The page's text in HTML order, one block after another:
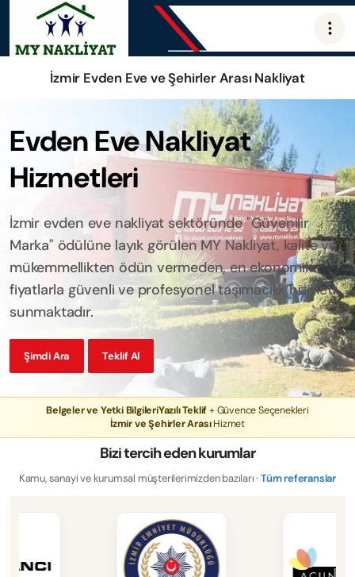
İzmir Evden Eve ve Şehirler Arası Nakliyat
Evden Eve Nakliyat
Hizmetleri
İzmir evden eve nakliyat sektöründe "Güvenilir
Marka" ödülüne layık görülen MY Nakliyat, kalite ve
mükemmellikten ödün vermeden, en ekonomik
fiyatlarla güvenli ve profesyonel taşımacılık hizmeti
sunmaktadır.
Şimdi Ara Teklif Al
Belgeler ve Yetki BilgileriYazılı Teklif+ Güvence Seçenekleri
İzmir ve Şehirler ArasıHizmet
Bizi tercih eden kurumlar
Kamu, sanayi ve kurumsal müşterilerimizden bazıları ·Tüm referanslar